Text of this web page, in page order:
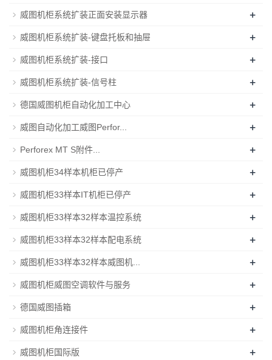
威图机柜系统扩装正面安装显示器 +
威图机柜系统扩装-键盘托板和抽屉 +
威图机柜系统扩装-接口 +
威图机柜系统扩装-信号柱 +
德国威图机柜自动化加工中心 +
威图自动化加工威图Perfor... +
Perforex MT S附件... +
威图机柜34样本机柜已停产 +
威图机柜33样本IT机柜已停产 +
威图机柜33样本32样本温控系统 +
威图机柜33样本32样本配电系统 +
威图机柜33样本32样本威图机... +
威图机柜威图空调软件与服务 +
德国威图插箱 +
威图机柜角连接件 +
威图机柜国际版 +